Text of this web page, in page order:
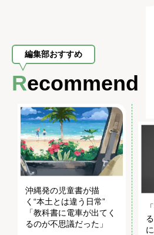
編集部おすすめ
Recommend
沖縄発の児童書が描
く“本土とは違う日常”
「教科書に電車が出てく
るのが不思議だった」